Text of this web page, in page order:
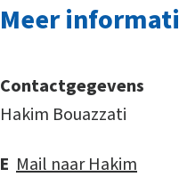
Meer
Contactgegevens
Hakim Bouazzati
E Mail naar Hakim